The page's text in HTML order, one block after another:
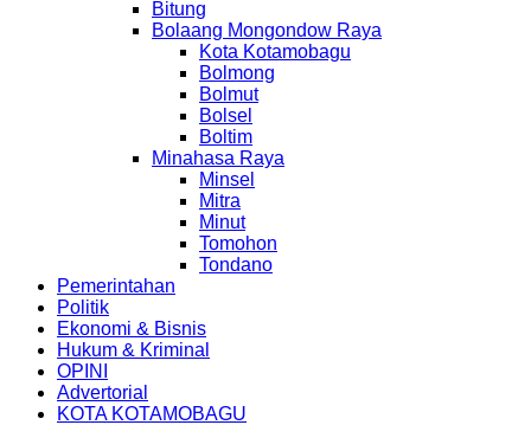
Bitung
Bolaang Mongondow Raya
Kota Kotamobagu
Bolmong
Bolmut
Bolsel
Boltim
Minahasa Raya
Minsel
Mitra
Minut
Tomohon
Tondano
Pemerintahan
Politik
Ekonomi & Bisnis
Hukum & Kriminal
OPINI
Advertorial
KOTA KOTAMOBAGU